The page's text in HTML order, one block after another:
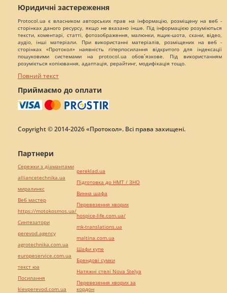
Юридичні застереження
Protocol.ua є власником авторських прав на інформацію, розміщену на веб -
сторінках даного ресурсу, якщо не вказано інше. Під інформацією розуміються
тексти, коментарі, статті, фотозображення, малюнки, ящик-шота, скани, відео,
аудіо, інші матеріали. При використанні матеріалів, розміщених на веб -
сторінках «Протокол» наявність гіперпосилання відкритого для індексації
пошуковими системами на protocol.ua обов`язкове. Під використанням
розуміється копіювання, адаптація, рерайтинг, модифікація тощо.
Повний текст
Приймаємо до оплати
Copyright © 2014-2026 «Протокол». Всі права захищені.
Партнери
Сережки з діамантами
alliancetechnika.ua
миралинкс
Веб мастер
https://motokosmos.ua/
Синтезатори
perevod.agency
agrotechnika.com.ua
europeservice.com.ua
текст юа
Посилання
kievperevod.com.ua
pereklad.ua
Підготовка до НМТ / ЗНО
Винна шафа
Перевезення хворих
hospice-life.com.ua/
mk-translations.ua
maltina.com.ua
Шафи купе
Брендові сумки
Натяжні стелі Nova Stelya
Перевезення хворих за
кордон